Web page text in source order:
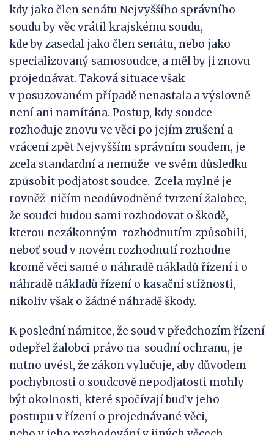
kdy jako člen senátu Nejvyššího správního
soudu by věc vrátil krajskému soudu,
kde by zasedal jako člen senátu, nebo jako
specializovaný samosoudce, a měl by ji znovu
projednávat. Taková situace však
v posuzovaném případě nenastala a výslovně
není ani namítána. Postup, kdy soudce
rozhoduje znovu ve věci po jejím zrušení a
vrácení zpět Nejvyšším správním soudem, je
zcela standardní a nemůže ve svém důsledku
způsobit podjatost soudce. Zcela mylné je
rovněž ničím neodůvodněné tvrzení žalobce,
že soudci budou sami rozhodovat o škodě,
kterou nezákonným rozhodnutím způsobili,
neboť soud v novém rozhodnutí rozhodne
kromě věci samé o náhradě nákladů řízení i o
náhradě nákladů řízení o kasační stížnosti,
nikoliv však o žádné náhradě škody.
K poslední námitce, že soud v předchozím řízení
odepřel žalobci právo na soudní ochranu, je
nutno uvést, že zákon vylučuje, aby důvodem
pochybnosti o soudcově nepodjatosti mohly
být okolnosti, které spočívají buď v jeho
postupu v řízení o projednávané věci,